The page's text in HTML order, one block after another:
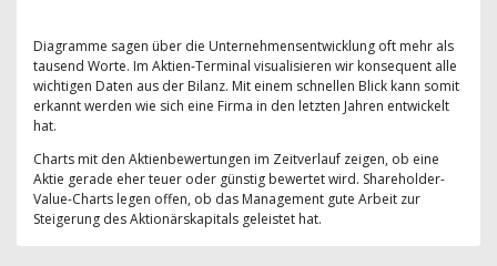
Diagramme sagen über die Unternehmensentwicklung oft mehr als
tausend Worte. Im Aktien-Terminal visualisieren wir konsequent alle
wichtigen Daten aus der Bilanz. Mit einem schnellen Blick kann somit
erkannt werden wie sich eine Firma in den letzten Jahren entwickelt
hat.
Charts mit den Aktienbewertungen im Zeitverlauf zeigen, ob eine
Aktie gerade eher teuer oder günstig bewertet wird. Shareholder-
Value-Charts legen offen, ob das Management gute Arbeit zur
Steigerung des Aktionärskapitals geleistet hat.